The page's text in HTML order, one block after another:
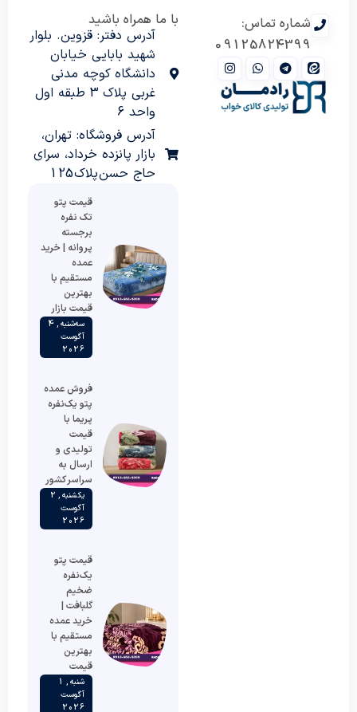
شماره تماس:
09125824399
با ما همراه باشید
آدرس دفتر: قزوین. بلوار
شهید بابایی خیابان
دانشگاه کوچه مدنی
غربی پلاک 3 طبقه اول
واحد 6
آدرس فروشگاه: تهران،
بازار پانزده خرداد، سرای
حاج حسن پلاک 125
قیمت پتو
تک نفره
برجسته
پروانه | خرید
عمده
مستقیم با
بهترین
قیمت بازار
سه‌شنبه , 4
آگوست
2026
فروش عمده
پتو یک‌نفره
پریما با
قیمت
تولیدی و
ارسال به
سراسر کشور
یکشنبه , 2
آگوست
2026
قیمت پتو
یک‌نفره
ضخیم
گلبافت |
خرید عمده
مستقیم با
بهترین
قیمت
شنبه , 1
آگوست
2026